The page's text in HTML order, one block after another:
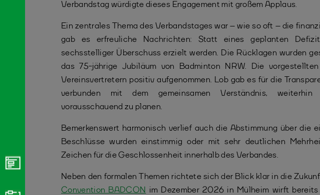
Verbandstag würdigte dieses Engagement mit großem Applaus.
Ein zentrales Thema des Verbandstages war – wie so oft – die
gab es erfreuliche Nachrichten: Statt eines geplanten
sechsstelliger Überschuss erzielt werden. Die Rücklagen wurden
das 75-jährige Jubiläum von Badminton NRW. Die
Vereinsvertretern positiv aufgenommen. Lob gab es für die
verbunden mit dem gemeinsamen Verständnis, weiterhin
vorausschauend zu planen.
Bemerkenswert harmonisch verlief auch die Abstimmung über die
Beschlüsse wurden einstimmig oder mit sehr deutlichen
Zeichen für die Geschlossenheit innerhalb des Verbandes.
Neben den formalen Themen richtete sich der Blick klar in die
Convention BADCON im Dezember 2026 in Mülheim wirft